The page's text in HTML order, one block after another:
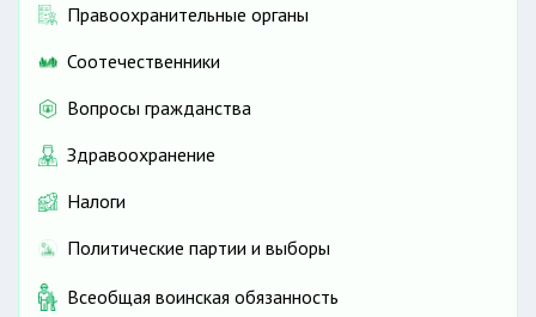
Правоохранительные органы
Соотечественники
Вопросы гражданства
Здравоохранение
Налоги
Политические партии и выборы
Всеобщая воинская обязанность